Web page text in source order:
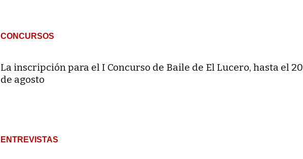
CONCURSOS
La inscripción para el I Concurso de Baile de El Lucero, hasta el 20
de agosto
ENTREVISTAS